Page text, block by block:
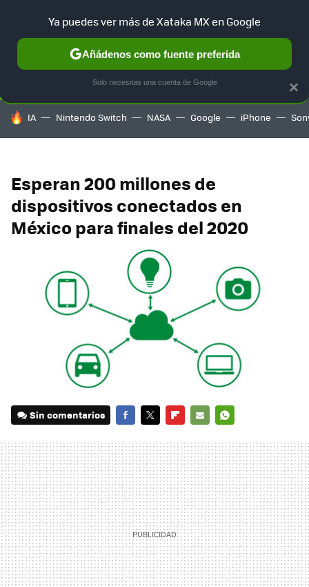
SELECCIÓN GAMING HOME AUTO TERRITORIO
HOY SE HABLA DE
IA Nintendo Switch NASA Google iPhone
Esperan 200 millones de
dispositivos conectados en
México para finales del 2020
Sin comentarios
MAIL
×
Ya puedes ver más de Xataka MX en Google
Añádenos como fuente preferida
Solo necesitas una cuenta de Google